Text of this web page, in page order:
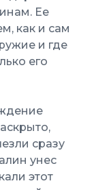
Ее
как и сам
и где
его
сразу
унес
этот